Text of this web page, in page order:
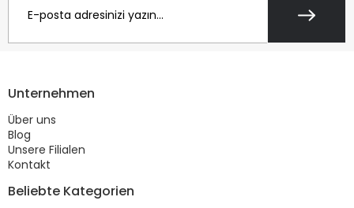
Unternehmen
Über uns
Blog
Unsere Filialen
Kontakt
Beliebte Kategorien